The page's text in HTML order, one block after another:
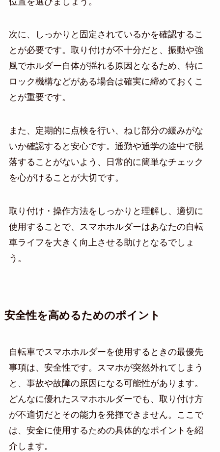
次に、しっかりと固定されているかを確認するこ
とが必要です。取り付けが不十分だと、振動や強
風でホルダー自体が揺れる原因となるため、特に
ロック機構などがある場合は確実に締めておくこ
とが重要です。
また、定期的に点検を行い、ねじ部分の緩みがな
いか確認すると安心です。通勤や通学の途中で脱
落することがないよう、日常的に簡単なチェック
を心がけることが大切です。
取り付け・操作方法をしっかりと理解し、適切に
使用することで、スマホホルダーはあなたの自転
車ライフを大きく向上させる助けとなるでしょ
う。
安全性を高めるためのポイント
自転車でスマホホルダーを使用するときの最優先
事項は、安全性です。スマホが突然外れてしまう
と、事故や故障の原因になる可能性があります。
どんなに優れたスマホホルダーでも、取り付け方
が不適切だとその能力を発揮できません。ここで
は、安全に使用するための具体的なポイントを紹
介します。